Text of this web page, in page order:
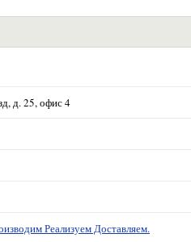
д. 25, офис 4
Реализуем Доставляем.